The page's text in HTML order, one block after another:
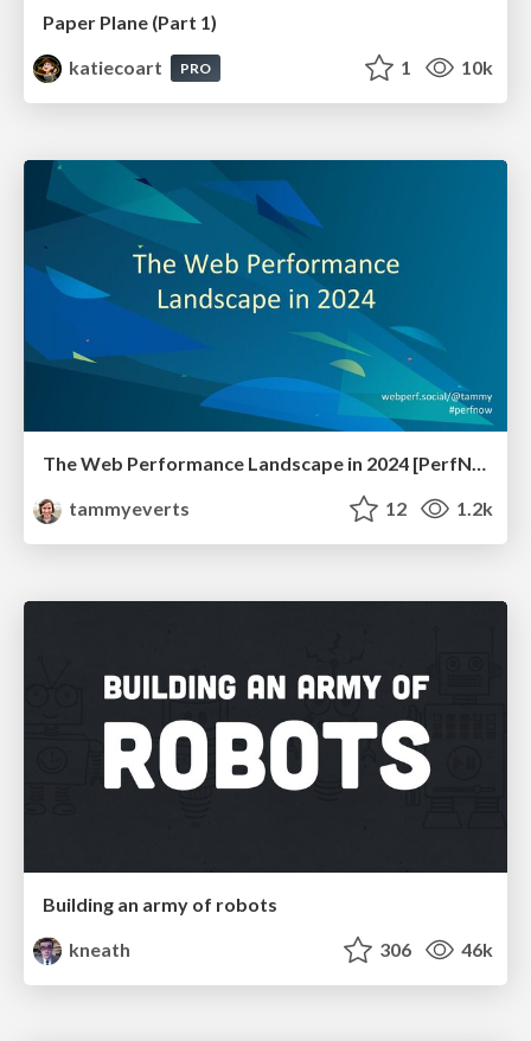
Paper Plane (Part 1)
katiecoart
PRO 1 10k
The Web Performance Landscape in 2024 [PerfNow 2024]
tammyeverts
12 1.2k
Building an army of robots
kneath
306 46k